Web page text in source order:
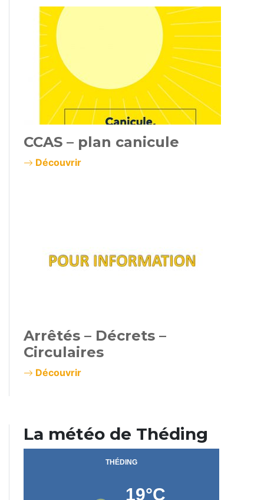
CCAS – plan canicule
Découvrir
Arrêtés – Décrets –
Circulaires
Découvrir
La météo de Théding